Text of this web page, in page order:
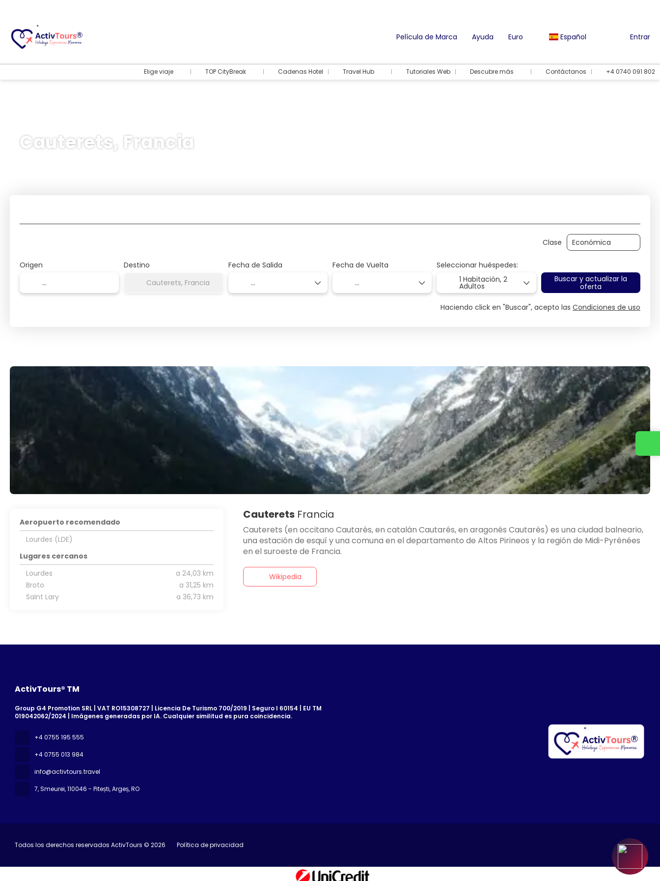
Película de Marca Ayuda Euro Español Entrar
Elige viaje TOP CityBreak Cadenas Hotel Travel Hub Tutoriales Web Descubre más Contáctanos +4 0740 091 802
Cauterets, Francia
Clase
Origen Destino Fecha de Salida Fecha de Vuelta
Seleccionar huéspedes:
1 Habitación,2
Adultos
Buscar y actualizar la
oferta
Haciendo click en "Buscar", acepto las Condiciones de uso
CauteretsFrancia
Cauterets (en occitano Cautarés, en catalán Cautarés, en aragonés Cautarès) es una ciudad balneario,
una estación de esquí y una comuna en el departamento de Altos Pirineos y la región de Midi-Pyrénées
en el suroeste de Francia.
Wikipedia
Aeropuerto recomendado
Lourdes (LDE)
Lugares cercanos
Lourdes
a 24,03 km
Broto
a 31,25 km
Saint Lary
a 36,73 km
ActivTours® TM
Group G4 Promotion SRL | VAT RO15308727 | Licencia De Turismo 700/2019 | Seguro I 60154 | EU TM
019042062/2024 | Imágenes generadas por IA. Cualquier similitud es pura coincidencia.
+4 0755 195 555
+4 0755 013 984
info@activtours.travel
7, Smeurei, 110046 - Pitești, Argeș, RO
Todos los derechos reservados ActivTours © 2026 Política de privacidad